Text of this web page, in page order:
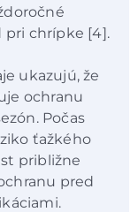
pri chrípke [4].
ukazujú, že
ochranu
Počas
ťažkého
približne
pred